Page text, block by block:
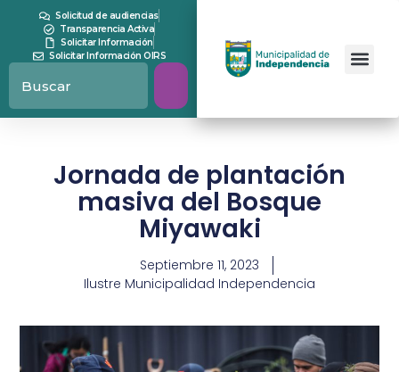
Solicitud de audiencias
Transparencia Activa
Solicitar Información
Solicitar Información OIRS
Jornada de plantación
masiva del Bosque
Miyawaki
Septiembre 11, 2023
Ilustre Municipalidad Independencia